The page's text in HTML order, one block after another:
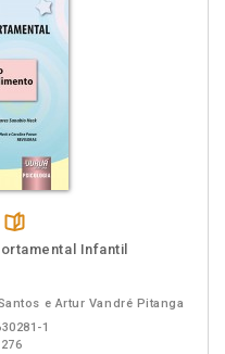
páginas Infantil
e Artur Vandré Pitanga
1
276